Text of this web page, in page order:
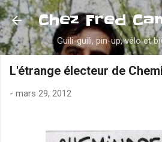
Accéder au contenu
Chez Fred
Guili-guili, pin-up, vélo et
L'étrange électeur de
- mars 29, 2012